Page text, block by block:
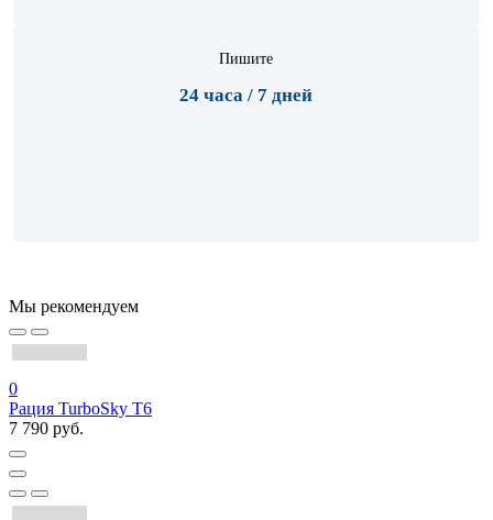
Пишите
24 часа / 7 дней
Мы рекомендуем
0
Рация TurboSky T6
7 790 руб.